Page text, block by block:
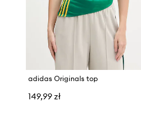
adidas Originals top
149,99 zł